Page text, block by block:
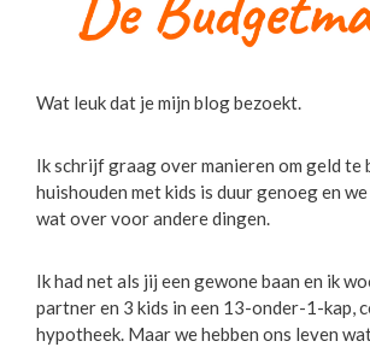
Wat leuk dat je mijn blog bezoekt.
Ik schrijf graag over manieren om geld te
huishouden met kids is duur genoeg en
wat over voor andere dingen.
Ik had net als jij een gewone baan en ik
partner en 3 kids in een 13-onder-1-kap,
hypotheek. Maar we hebben ons leven